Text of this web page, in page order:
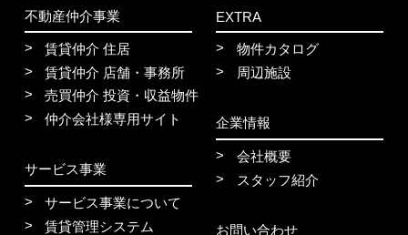
不動産仲介事業
賃貸仲介 住居
賃貸仲介 店舗・事務所
売買仲介 投資・収益物件
仲介会社様専用サイト
サービス事業
サービス事業について
賃貸管理システム
EXTRA
物件カタログ
周辺施設
企業情報
会社概要
スタッフ紹介
お問い合わせ